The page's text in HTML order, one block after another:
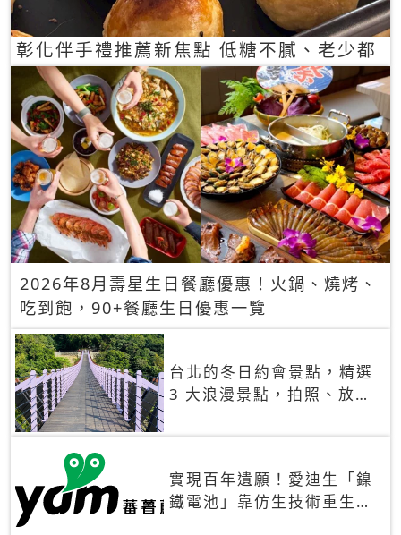
彰化伴手禮推薦新焦點 低糖不膩、老少都
愛的一口蛋黃酥禮盒
2026年8月壽星生日餐廳優惠！火鍋、燒烤、
吃到飽，90+餐廳生日優惠一覽
台北的冬日約會景點，精選
3 大浪漫景點，拍照、放閃
實現百年遺願！愛迪生「鎳
鐵電池」靠仿生技術重生